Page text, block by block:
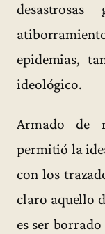
epidemias,
ideológico.
Armado de
permitió la
con los
claro aquello
es ser